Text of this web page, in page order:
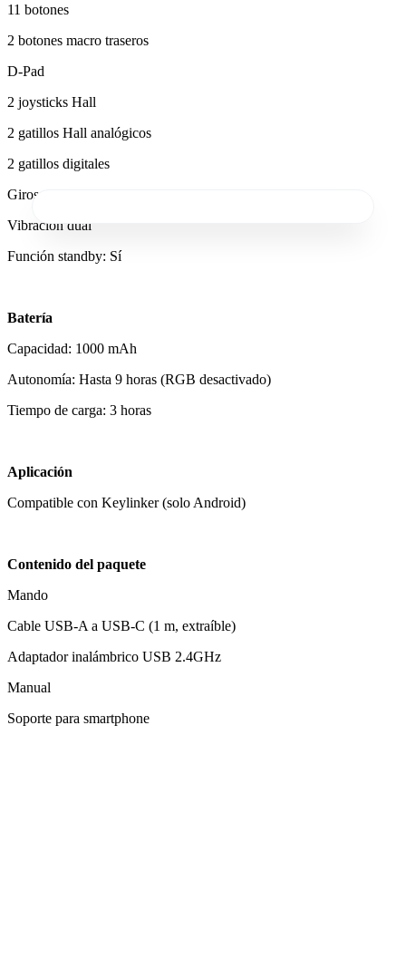
11 botones
2 botones macro traseros
D-Pad
2 joysticks Hall
2 gatillos Hall analógicos
2 gatillos digitales
Giroscopio de 6 ejes
Vibración dual
Función standby: Sí
Batería
Capacidad: 1000 mAh
Autonomía: Hasta 9 horas (RGB desactivado)
Tiempo de carga: 3 horas
Aplicación
Compatible con Keylinker (solo Android)
Contenido del paquete
Mando
Cable USB-A a USB-C (1 m, extraíble)
Adaptador inalámbrico USB 2.4GHz
Manual
Soporte para smartphone